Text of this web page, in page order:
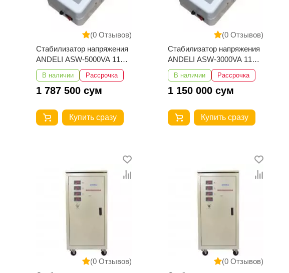
(0 Отзывов)
Стабилизатор напряжения
ANDELI ASW-5000VA 110-
250V настенный
В наличии Рассрочка
1 787 500 сум
Купить сразу
(0 Отзывов)
Стабилизатор напряжения
ANDELI ASW-3000VA 110-
250V настенный
В наличии Рассрочка
1 150 000 сум
Купить сразу
(0 Отзывов)
(0 Отзывов)